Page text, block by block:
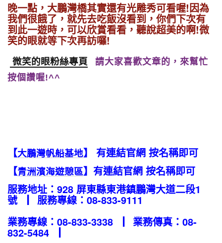
晚一點，大鵬灣橋其實還有光雕秀可看喔!因為
我們很餓了，就先去吃飯沒看到，你們下次有
到此一遊時，可以欣賞看看，聽說超美的啊!微
笑的眼就等下次再訪囉!
微笑的眼粉絲專頁
請大家喜歡文章的，來幫忙
按個讚喔!^^
【大鵬灣帆船基地】 有連結官網 按名稱即可
【青洲濱海遊憩區】有連結官網 按名稱即可
服務地址：928 屏東縣東港鎮鵬灣大道二段1
號 ▏服務專線：08-833-9111
業務專線：08-833-3338 ▏業務傳真：08-
832-5484 ▏